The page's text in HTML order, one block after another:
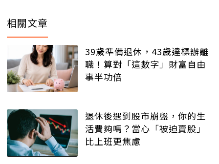
相關文章
39歲準備退休，43歲達標辦離
職！算對「這數字」財富自由
事半功倍
退休後遇到股市崩盤，你的生
活費夠嗎？當心「被迫賣股」
比上班更焦慮